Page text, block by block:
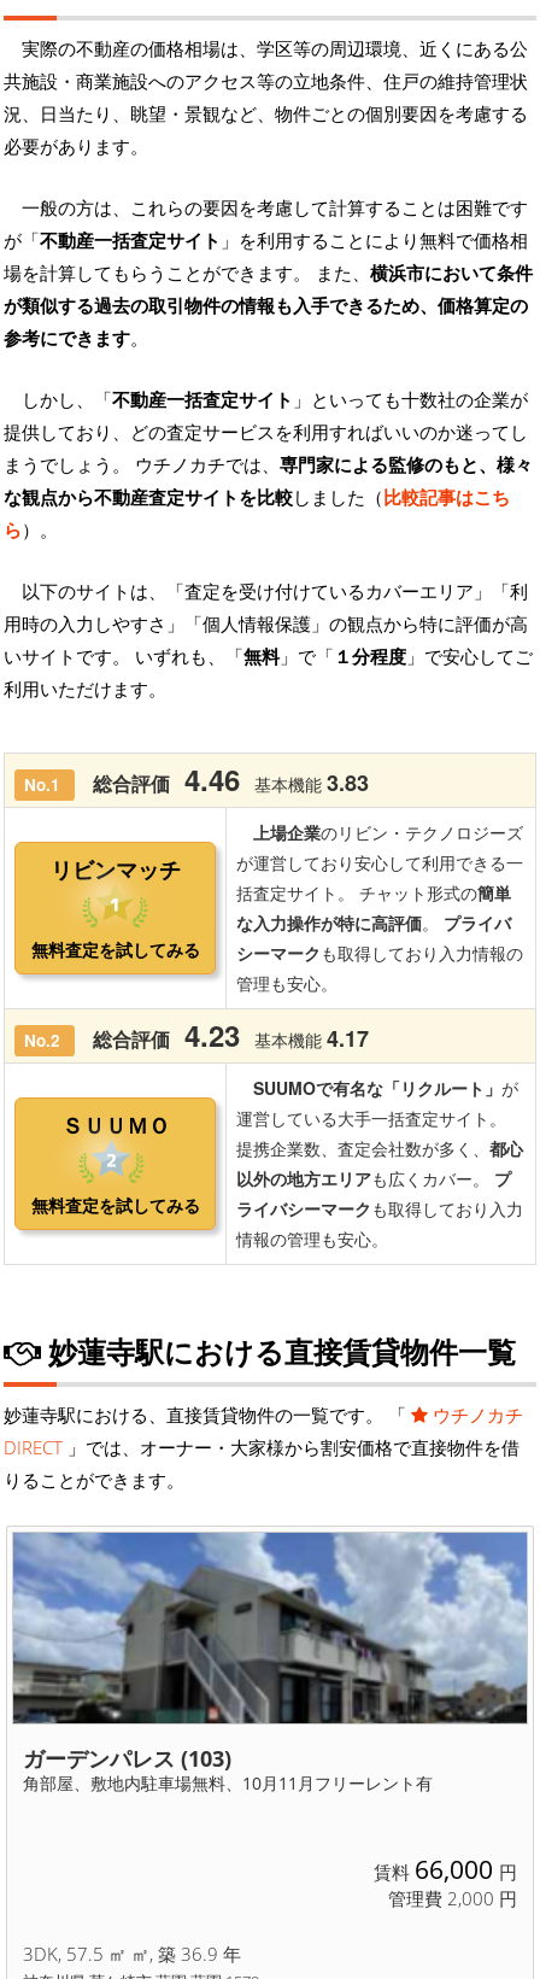
実際の不動産の価格相場は、学区等の周辺環境、近くにある公
共施設・商業施設へのアクセス等の立地条件、住戸の維持管理状
況、日当たり、眺望・景観など、物件ごとの個別要因を考慮する
必要があります。
一般の方は、これらの要因を考慮して計算することは困難です
が「不動産一括査定サイト 」を利用することにより無料で価格相
場を計算してもらうことができます。 また、 横浜市において条件
が類似する過去の取引物件の情報も入手できるため、価格算定の
参考にできます。
しかし、「不動産一括査定サイト 」といっても十数社の企業が
提供しており、どの査定サービスを利用すればいいのか迷ってし
まうでしょう。 ウチノカチでは、 専門家による監修のもと、様々
な観点から不動産査定サイトを比較しました（比較記事はこち
ら）。
以下のサイトは、「査定を受け付けているカバーエリア」「利
用時の入力しやすさ」「個人情報保護」の観点から特に評価が高
いサイトです。 いずれも、「無料」で「 １分程度 」で安心してご
利用いただけます。
妙蓮寺駅における直接賃貸物件一覧
妙蓮寺駅における、直接賃貸物件の一覧です。 「
ウチノカチ
DIRECT 」では、オーナー・大家様から割安価格で直接物件を借
りることができます。
ガーデンパレス (103)
角部屋、敷地内駐車場無料、10月11月フリーレント有
賃料 66,000 円
管理費 2,000 円
3DK, 57.5 ㎡ ㎡, 築 36.9 年